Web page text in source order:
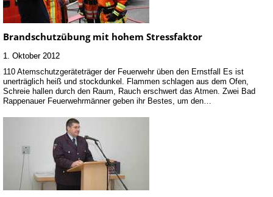
Brandschutzübung mit hohem Stressfaktor
1. Oktober 2012
110 Atemschutzgeräteträger der Feuerwehr üben den Ernstfall Es ist
unerträglich heiß und stockdunkel. Flammen schlagen aus dem Ofen,
Schreie hallen durch den Raum, Rauch erschwert das Atmen. Zwei Bad
Rappenauer Feuerwehrmänner geben ihr Bestes, um den…